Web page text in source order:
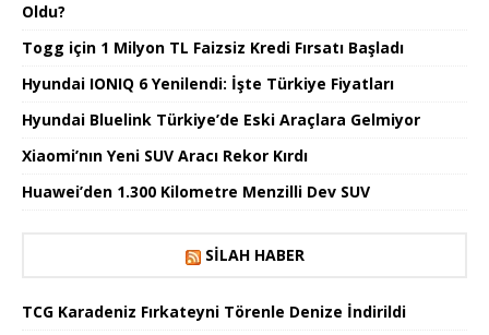
Oldu?
Togg için 1 Milyon TL Faizsiz Kredi Fırsatı Başladı
Hyundai IONIQ 6 Yenilendi: İşte Türkiye Fiyatları
Hyundai Bluelink Türkiye’de Eski Araçlara Gelmiyor
Xiaomi’nın Yeni SUV Aracı Rekor Kırdı
Huawei’den 1.300 Kilometre Menzilli Dev SUV
SILAH HABER
TCG Karadeniz Fırkateyni Törenle Denize İndirildi